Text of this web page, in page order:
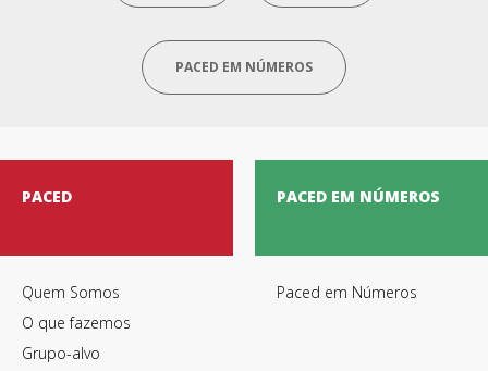
PACED EM NÚMEROS
PACED
Quem Somos
O que fazemos
Grupo-alvo
PACED EM NÚMEROS
Paced em Números